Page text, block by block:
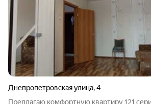
Днепропетровская улица,4
Предлагаю комфортную квартиру 121